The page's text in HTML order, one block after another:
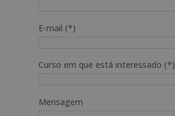
E-mail (*)
Curso em que está interessado (*)
Mensagem